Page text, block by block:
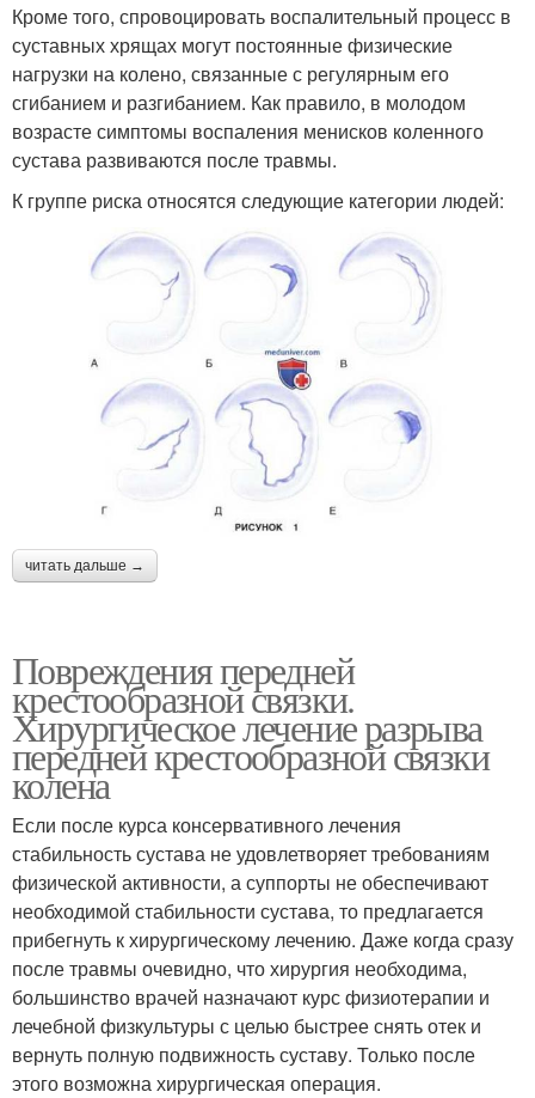
Кроме того, спровоцировать воспалительный процесс в
суставных хрящах могут постоянные физические
нагрузки на колено, связанные с регулярным его
сгибанием и разгибанием. Как правило, в молодом
возрасте симптомы воспаления менисков коленного
сустава развиваются после травмы.
К группе риска относятся следующие категории людей:
читать дальше →
Повреждения передней
крестообразной связки.
Хирургическое лечение разрыва
передней крестообразной связки
колена
Если после курса консервативного лечения
стабильность сустава не удовлетворяет требованиям
физической активности, а суппорты не обеспечивают
необходимой стабильности сустава, то предлагается
прибегнуть к хирургическому лечению. Даже когда сразу
после травмы очевидно, что хирургия необходима,
большинство врачей назначают курс физиотерапии и
лечебной физкультуры с целью быстрее снять отек и
вернуть полную подвижность суставу. Только после
этого возможна хирургическая операция.